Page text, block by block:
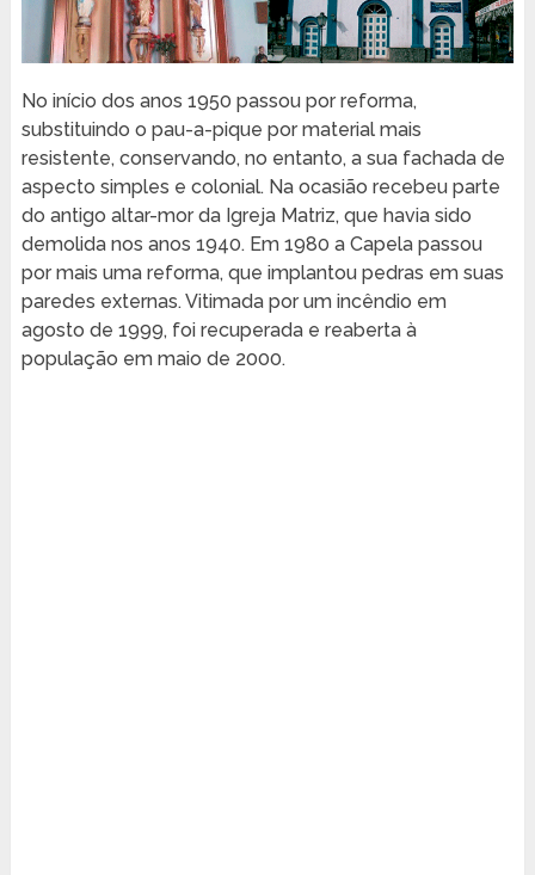
No início dos anos 1950 passou por reforma,
substituindo o pau-a-pique por material mais
resistente, conservando, no entanto, a sua fachada de
aspecto simples e colonial. Na ocasião recebeu parte
do antigo altar-mor da Igreja Matriz, que havia sido
demolida nos anos 1940. Em 1980 a Capela passou
por mais uma reforma, que implantou pedras em suas
paredes externas. Vitimada por um incêndio em
agosto de 1999, foi recuperada e reaberta à
população em maio de 2000.